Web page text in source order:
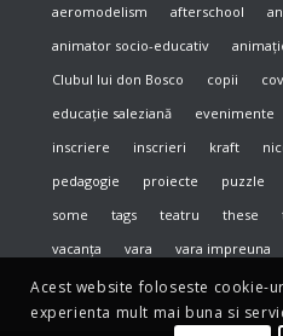
aeromodelism
afterschool
animator socio-educativ
Clubul lui don Bosco
copii
educație saleziană
evenimente
inscriere
inscrieri kraft
pedagogie
proiecte puzzle
some
tags teatru these
vacanța
vara vara impreuna
Acest website foloseste cookie-
experienta mult mai buna si